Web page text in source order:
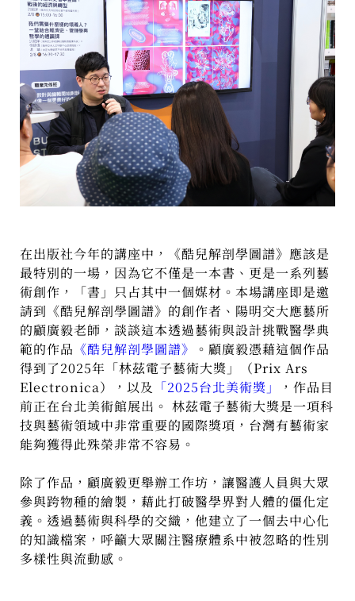
在出版社今年的講座中，《酷兒解剖學圖譜》應該是
最特別的一場，因為它不僅是一本書、更是一系列藝
術創作，「書」只占其中一個媒材。本場講座即是邀
請到《酷兒解剖學圖譜》的創作者、陽明交大應藝所
的顧廣毅老師，談談這本透過藝術與設計挑戰醫學典
範的作品 《酷兒解剖學圖譜》
。顧廣毅憑藉這個作品
得到了2025年「林茲電子藝術大獎」（Prix Ars
Electronica），以及 「2025台北美術獎」
，作品目
前正在台北美術館展出。 林茲電子藝術大獎是一項科
技與藝術領域中非常重要的國際獎項，台灣有藝術家
能夠獲得此殊榮非常不容易。
除了作品，顧廣毅更舉辦工作坊，讓醫護人員與大眾
參與跨物種的繪製，藉此打破醫學界對人體的僵化定
義。透過藝術與科學的交織，他建立了一個去中心化
的知識檔案，呼籲大眾關注醫療體系中被忽略的性別
多樣性與流動感。